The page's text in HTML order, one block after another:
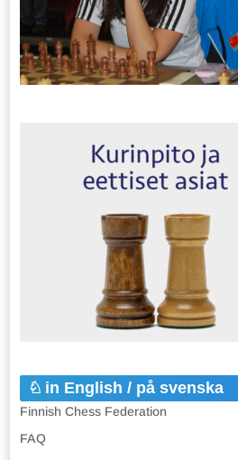
in English / på svenska
Finnish Chess Federation
FAQ